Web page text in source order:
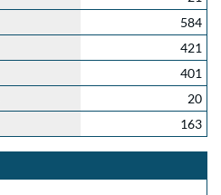
584
421
401
20
163